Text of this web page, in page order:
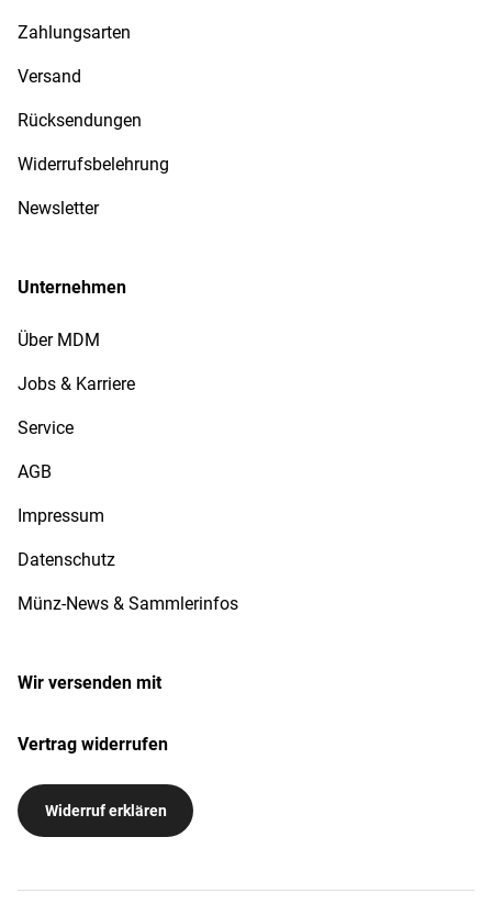
Zahlungsarten
Versand
Rücksendungen
Widerrufsbelehrung
Newsletter
Unternehmen
Über MDM
Jobs & Karriere
Service
AGB
Impressum
Datenschutz
Münz-News & Sammlerinfos
Wir versenden mit
Vertrag widerrufen
Widerruf erklären